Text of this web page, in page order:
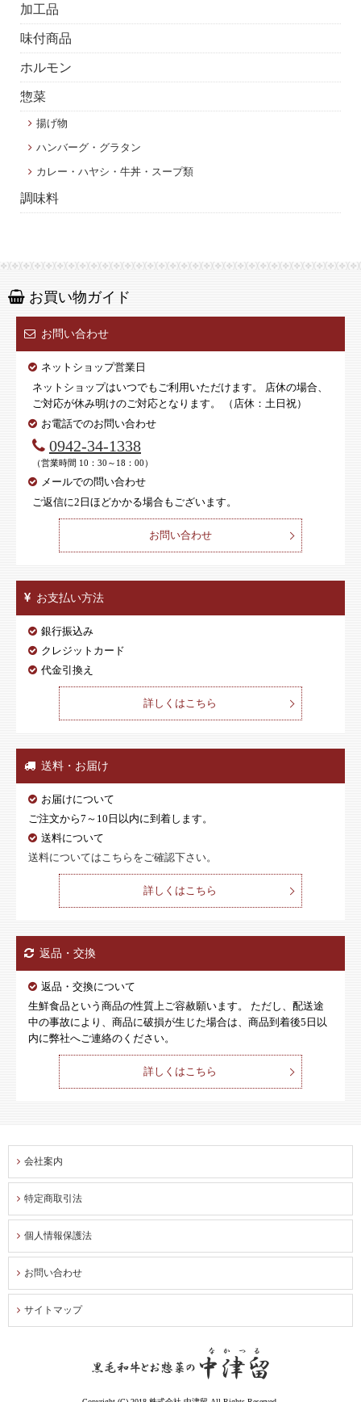
加工品
味付商品
ホルモン
惣菜
揚げ物
ハンバーグ・グラタン
カレー・ハヤシ・牛丼・スープ類
調味料
お買い物ガイド
お問い合わせ
ネットショップ営業日
ネットショップはいつでもご利用いただけます。 店休の場合、
ご対応が休み明けのご対応となります。 （店休：土日祝）
お電話でのお問い合わせ
0942-34-1338
（営業時間 10：30～18：00）
メールでの問い合わせ
ご返信に2日ほどかかる場合もございます。
お問い合わせ
お支払い方法
銀行振込み
クレジットカード
代金引換え
詳しくはこちら
送料・お届け
お届けについて
ご注文から7～10日以内に到着します。
送料について
送料についてはこちらをご確認下さい。
詳しくはこちら
返品・交換
返品・交換について
生鮮食品という商品の性質上ご容赦願います。 ただし、配送途
中の事故により、商品に破損が生じた場合は、商品到着後5日以
内に弊社へご連絡のください。
詳しくはこちら
会社案内
特定商取引法
個人情報保護法
お問い合わせ
サイトマップ